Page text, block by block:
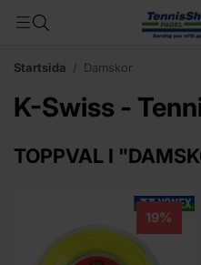
Startsida / Damskor
K-Swiss -
TOPPVAL I
19%